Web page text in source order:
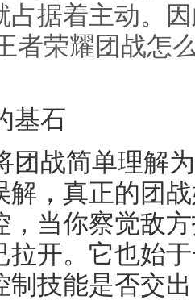
占据着主动。
者荣耀团战怎
基石
团战简单理解
解，真正的团
，当你察觉敌
拉开。它也始
制技能是否交